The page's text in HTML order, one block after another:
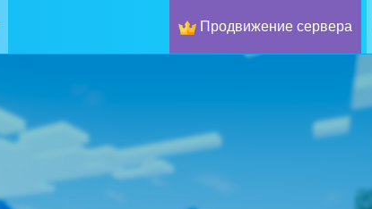
Продвижение сервера